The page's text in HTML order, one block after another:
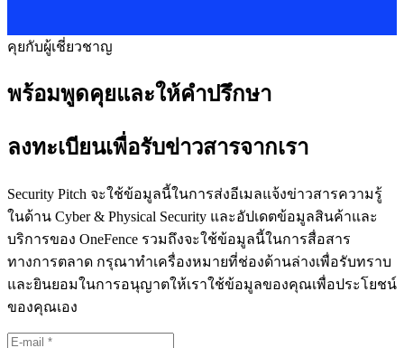
คุยกับผู้เชี่ยวชาญ
พร้อมพูดคุยและให้คำปรึกษา
ลงทะเบียนเพื่อรับข่าวสารจากเรา
Security Pitch จะใช้ข้อมูลนี้ในการส่งอีเมลแจ้งข่าวสารความรู้
ในด้าน Cyber & Physical Security และอัปเดตข้อมูลสินค้าและ
บริการของ OneFence รวมถึงจะใช้ข้อมูลนี้ในการสื่อสาร
ทางการตลาด กรุณาทำเครื่องหมายที่ช่องด้านล่างเพื่อรับทราบ
และยินยอมในการอนุญาตให้เราใช้ข้อมูลของคุณเพื่อประโยชน์
ของคุณเอง